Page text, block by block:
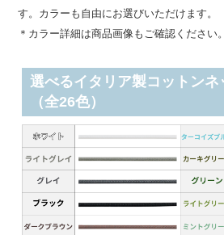
す。カラーも自由にお選びいただけます。
＊カラー詳細は商品画像もご確認ください。
選べるイタリア製コットンネ
（全26色）